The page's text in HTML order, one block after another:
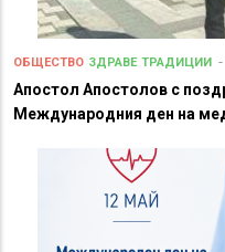
ОБЩЕСТВО ЗДРАВЕ ТРАДИЦИИ
Апостол Апостолов с
Международния ден на